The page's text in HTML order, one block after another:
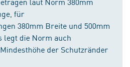
für
380mm Breite und 500mm
legt die Norm auch
der Schutzränder